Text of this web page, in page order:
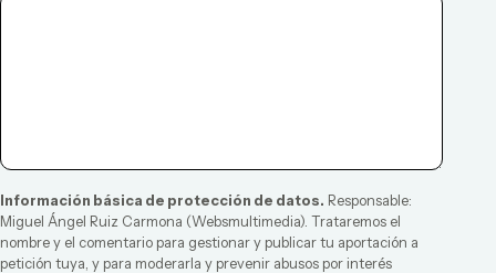
Información básica de protección de datos. Responsable:
Miguel Ángel Ruiz Carmona (Websmultimedia). Trataremos el
nombre y el comentario para gestionar y publicar tu aportación a
petición tuya, y para moderarla y prevenir abusos por interés